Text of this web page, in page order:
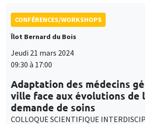
CONFÉRENCES/WORKSHOPS
Îlot Bernard du Bois
Jeudi 21 mars 2024
09:30 à 17:00
Adaptation des médecins
ville face aux évolutions de
demande de soins
COLLOQUE SCIENTIFIQUE